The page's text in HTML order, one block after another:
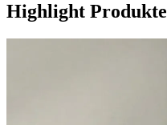
Highlight Produkte